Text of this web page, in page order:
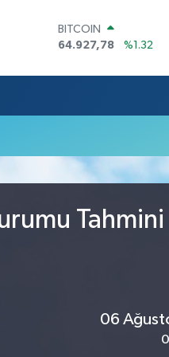
BITCOIN
64.927,78
%1.32
47,5971
%0.05
GRAM ALTIN
6527.85
%0.54
Tahmini
06